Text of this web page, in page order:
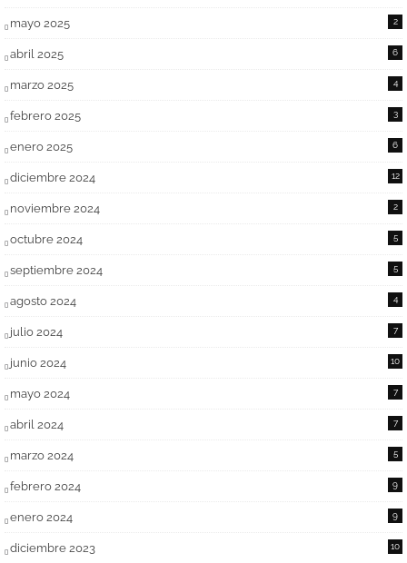
mayo 2025 2
abril 2025 6
marzo 2025 4
febrero 2025 3
enero 2025 6
diciembre 2024 12
noviembre 2024 2
octubre 2024 5
septiembre 2024 5
agosto 2024 4
julio 2024 7
junio 2024 10
mayo 2024 7
abril 2024 7
marzo 2024 5
febrero 2024 9
enero 2024 9
diciembre 2023 10